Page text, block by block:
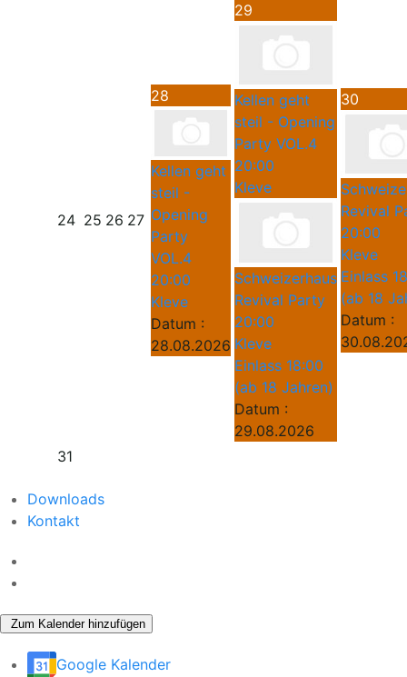
24 25 26 27
28
Kellen geht
steil -
Opening
Party
VOL.4
20:00
Kleve
Datum :
28.08.2026
29
Kellen geht
steil - Opening
Party VOL.4
20:00
Kleve
Schweizerhaus
Revival Party
20:00
Kleve
Einlass 18:00
(ab 18 Jahren)
Datum :
29.08.2026
30
Revival
20:00
Kleve
Einlass
(ab 18
Datum :
31
Downloads
Kontakt
Zum Kalender hinzufügen
Google Kalender